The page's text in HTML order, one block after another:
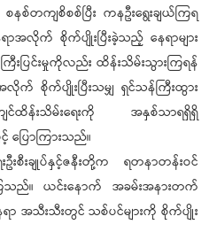
တကျစိစစ်ပြီး ကနဦးရွေးချယ်ကြရ
ရာအလိုက် စိုက်ပျိုးပြီးခဲ့သည့် နေရာများ
းပြင်းမှုကိုလည်း ထိန်းသိမ်းသွားကြရန်
စိုက်ပျိုးပြီးသမျှ ရှင်သန်ကြီးထွား
င်ထိန်းသိမ်းရေးကို အနှစ်သာရရှိရှိ
ြောကြားသည်။
းချုပ်နှင့်ဇနီးတို့က ရတနာတန်းဝင်
ြသည်။ ယင်းနောက် အခမ်းအနားတက်
အသီးသီးတွင် သစ်ပင်များကို စိုက်ပျိုး